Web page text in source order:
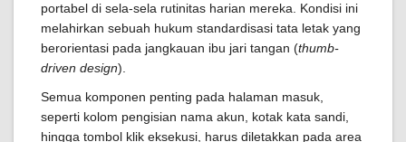
portabel di sela-sela rutinitas harian mereka. Kondisi ini
melahirkan sebuah hukum standardisasi tata letak yang
berorientasi pada jangkauan ibu jari tangan (thumb-
driven design).
Semua komponen penting pada halaman masuk,
seperti kolom pengisian nama akun, kotak kata sandi,
hingga tombol klik eksekusi, harus diletakkan pada area